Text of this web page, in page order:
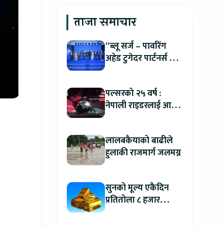
ताजा समाचार
“ब्लू सर्ज – पावरिंग
अहेड टुगेदर पार्टनर्स मीट
यामाहाको घोषणा
पल्सरको २५ वर्ष :
नेपाली राइडरलाई आफ्नै
सुनौलो अवसर
लालबकैयाको बाढीले
हुलाकी राजमार्ग जलमग्न
सुनको मूल्य एकैदिन
प्रतितोला ८ हजार